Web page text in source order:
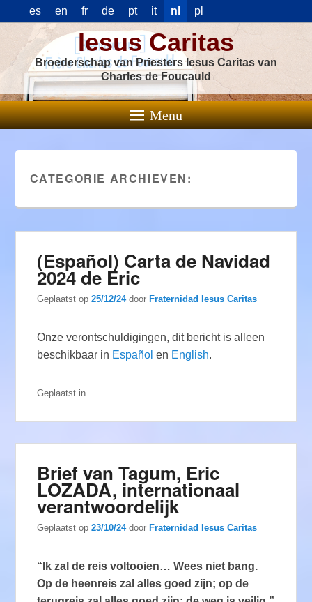
es en fr de pt it nl pl
Iesus Caritas
Broederschap van Priesters Iesus Caritas van
Charles de Foucauld
Menu
CATEGORIE ARCHIEVEN:
(Español) Carta de Navidad
2024 de Eric
Geplaatst op25/12/24 door Fraternidad Iesus Caritas
Onze verontschuldigingen, dit bericht is alleen
beschikbaar in Español en English.
Geplaatst in
Brief van Tagum, Eric
LOZADA, internationaal
verantwoordelijk
Geplaatst op23/10/24 doorFraternidad Iesus Caritas
“Ik zal de reis voltooien… Wees niet bang.
Op de heenreis zal alles goed zijn; op de